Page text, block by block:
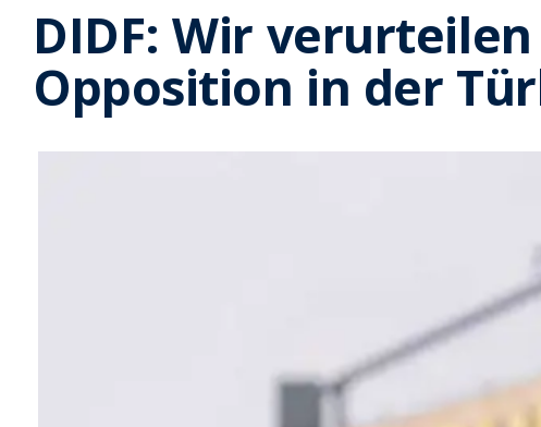
DIDF: Wir
Opposition in der